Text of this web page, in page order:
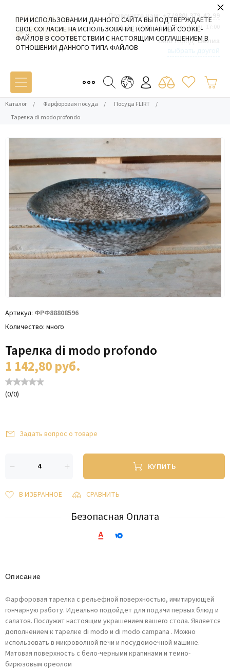
Позвоните нам: +7 (980) 379-42-99
Пн-Пт: 09:00 - 19:00 Сб-Вс: 10:00 - 17:00
Ваш город:Белиз
Каталог / Фарфоровая посуда / Посуда FLIRT
/
Тарелка di modo profondo
Артикул ФРФ88808596
Количество много
Тарелка di modo profondo
1 142,80руб.
(0/0)
Задать вопрос о товаре
КУПИТЬ
В ИЗБРАННОЕ СРАВНИТЬ
Безопасная Оплата
Описание
Фарфоровая тарелка с рельефной поверхностью, имитирующей
гончарную работу. Идеально подойдет для подачи первых блюд и
салатов. Послужит настоящим украшением вашего стола. Является
дополнением к тарелке di modo и di modo campana . Можно
использовать в микроволной печи и посудомоечной машине.
Матовая поверхность с бело-черными крапинами и темно-
бирюзовым ореолом
ПРИ ИСПОЛЬЗОВАНИИ ДАННОГО САЙТА ВЫ ПОДТВЕРЖДАЕТЕ
СВОЕ СОГЛАСИЕ НА ИСПОЛЬЗОВАНИЕ КОМПАНИЕЙ COOKIE-
ФАЙЛОВ В СООТВЕТСТВИИ С НАСТОЯЩИМ СОГЛАШЕНИЕМ В
ОТНОШЕНИИ ДАННОГО ТИПА ФАЙЛОВ
×